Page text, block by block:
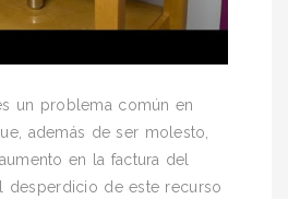
un problema común en
además de ser molesto,
en la factura del
desperdicio de este recurso